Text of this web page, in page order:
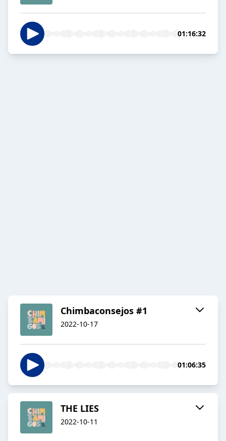
01:16:32
Chimbaconsejos #1
2022-10-17
01:06:35
THE LIES
2022-10-11